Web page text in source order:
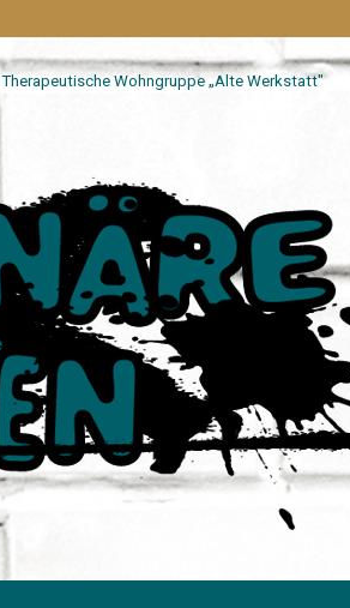
Therapeutische Wohngruppe „Alte Werkstatt"